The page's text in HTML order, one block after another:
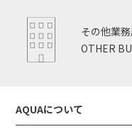
OTHER
その他業
AQUAについて